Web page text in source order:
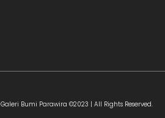
Galeri Bumi Parawira ©2023 | All Rights Reserved.